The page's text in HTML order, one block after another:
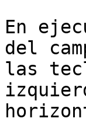
En
del
las